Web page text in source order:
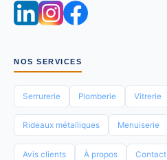
NOS SERVICES
Serrurerie Plomberie Vitrerie
Rideaux métalliques Menuiserie
Avis clients À propos Contact